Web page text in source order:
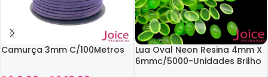
Camurça 3mm C/100Metros
Lua Oval Neon Resina 4mm X
6mmc/5000-Unidades Brilho